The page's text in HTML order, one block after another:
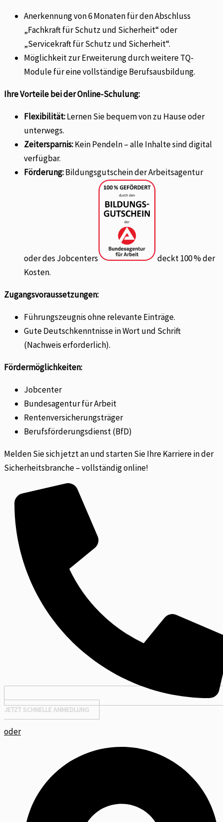
Anerkennung von 6 Monaten für den Abschluss
„Fachkraft für Schutz und Sicherheit“ oder
„Servicekraft für Schutz und Sicherheit“.
Möglichkeit zur Erweiterung durch weitere TQ-
Module für eine vollständige Berufsausbildung.
Ihre Vorteile bei der Online-Schulung:
Flexibilität:Lernen Sie bequem von zu Hause oder
unterwegs.
Zeitersparnis:Kein Pendeln – alle Inhalte sind digital
verfügbar.
Förderung:Bildungsgutschein der Arbeitsagentur
oder des Jobcenters
deckt 100 % der
Kosten.
Zugangsvoraussetzungen:
Führungszeugnis ohne relevante Einträge.
Gute Deutschkenntnisse in Wort und Schrift
(Nachweis erforderlich).
Fördermöglichkeiten:
Jobcenter
Bundesagentur für Arbeit
Rentenversicherungsträger
Berufsförderungsdienst (BfD)
Melden Sie sich jetzt an und starten Sie Ihre Karriere in der
Sicherheitsbranche – vollständig online!
JETZT SCHNELLE ANMEDLUNG
oder